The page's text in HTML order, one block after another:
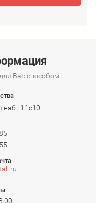
Вас способом
наб., 11с10